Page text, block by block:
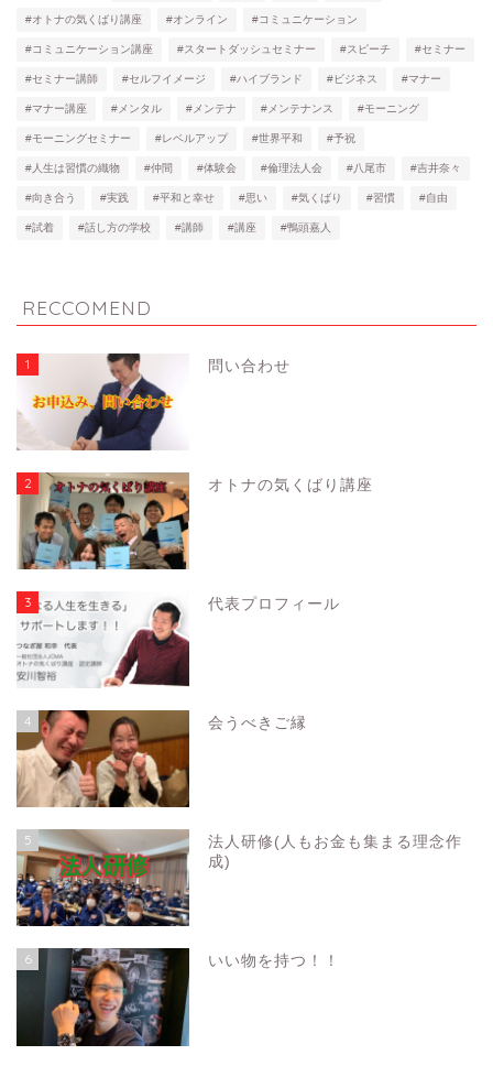
#オトナの気くばり講座 #オンライン #コミュニケーション
#コミュニケーション講座 #スタートダッシュセミナー #スピーチ #セミナー
#セミナー講師 #セルフイメージ #ハイブランド #ビジネス #マナー
#マナー講座 #メンタル #メンテナ #メンテナンス #モーニング
#モーニングセミナー #レベルアップ #世界平和 #予祝
#人生は習慣の織物 #仲間 #体験会 #倫理法人会 #八尾市 #吉井奈々
#向き合う #実践 #平和と幸せ #思い #気くばり #習慣 #自由
#試着 #話し方の学校 #講師 #講座 #鴨頭嘉人
RECCOMEND
1 問い合わせ
2 オトナの気くばり講座
3 代表プロフィール
4 会うべきご縁
5
法人研修(人もお金も集まる理念作
成)
6 いい物を持つ！！